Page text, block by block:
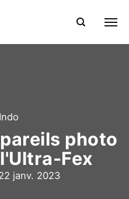
photo
Fex
janv. 2023